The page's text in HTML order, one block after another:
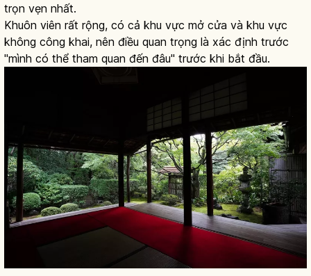
trọn vẹn nhất.
Khuôn viên rất rộng, có cả khu vực mở cửa và khu vực
không công khai, nên điều quan trọng là xác định trước
"mình có thể tham quan đến đâu" trước khi bắt đầu.